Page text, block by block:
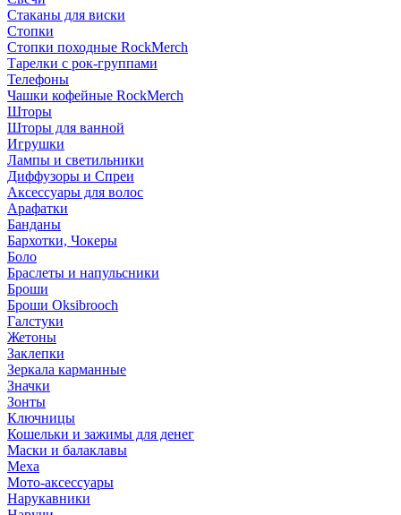
Стаканы для виски
Стопки
Стопки походные RockMerch
Тарелки с рок-группами
Телефоны
Чашки кофейные RockMerch
Шторы
Шторы для ванной
Игрушки
Лампы и светильники
Диффузоры и Спреи
Аксессуары для волос
Арафатки
Банданы
Бархотки, Чокеры
Боло
Браслеты и напульсники
Броши
Броши Oksibrooch
Галстуки
Жетоны
Заклепки
Зеркала карманные
Значки
Зонты
Ключницы
Кошельки и зажимы для денег
Маски и балаклавы
Меха
Мото-аксессуары
Нарукавники